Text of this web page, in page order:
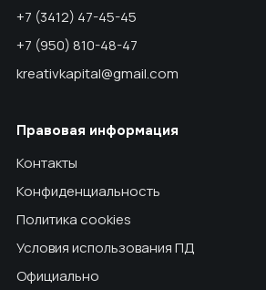
+7 (3412) 47-45-45
+7 (950) 810-48-47
kreativkapital@gmail.com
Правовая информация
Контакты
Конфиденциальность
Политика cookies
Условия использования ПД
Официально